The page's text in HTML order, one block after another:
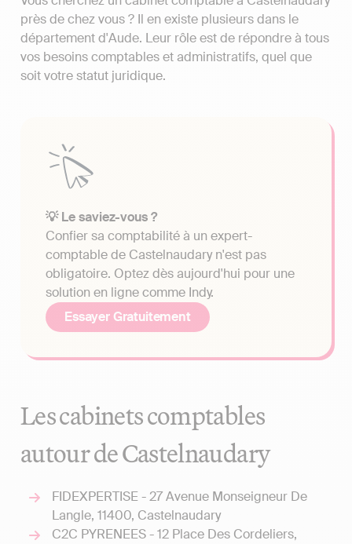
près de chez vous ? Il en existe plusieurs dans le
département d'Aude. Leur rôle est de répondre à tous
vos besoins comptables et administratifs, quel que
soit votre statut juridique.
💡 Le saviez-vous ?
Confier sa comptabilité à un expert-
comptable de Castelnaudary n'est pas
obligatoire. Optez dès aujourd'hui pour une
solution en ligne comme Indy.
Essayer Gratuitement
Les cabinets comptables
autour de Castelnaudary
FIDEXPERTISE - 27 Avenue Monseigneur De
Langle, 11400, Castelnaudary
C2C PYRENEES - 12 Place Des Cordeliers,